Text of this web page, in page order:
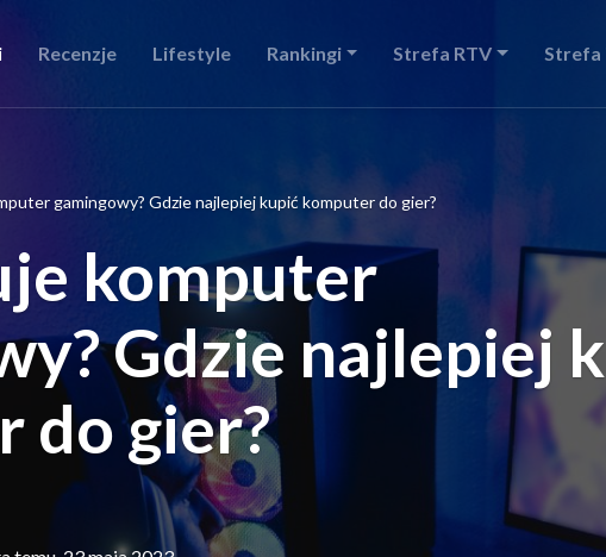
Recenzje Lifestyle Rankingi Strefa RTV Strefa
gamingowy? Gdzie najlepiej kupić komputer do gier?
komputer
Gdzie najlepiej
do gier?